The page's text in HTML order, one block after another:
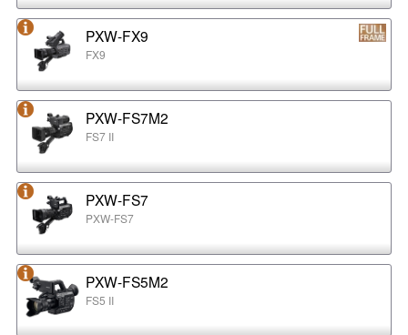
PXW-FX9
FX9
PXW-FS7M2
FS7 II
PXW-FS7
PXW-FS7
PXW-FS5M2
FS5 II